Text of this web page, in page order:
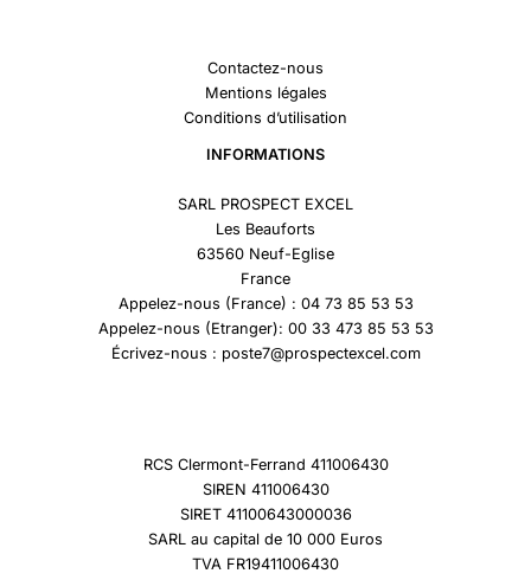
Contactez-nous
Mentions légales
Conditions d’utilisation
INFORMATIONS
SARL PROSPECT EXCEL
Les Beauforts
63560 Neuf-Eglise
France
Appelez-nous (France) : 04 73 85 53 53
Appelez-nous (Etranger): 00 33 473 85 53 53
Écrivez-nous : poste7@prospectexcel.com
RCS Clermont-Ferrand 411006430
SIREN 411006430
SIRET 41100643000036
SARL au capital de 10 000 Euros
TVA FR19411006430